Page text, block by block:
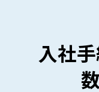
入社